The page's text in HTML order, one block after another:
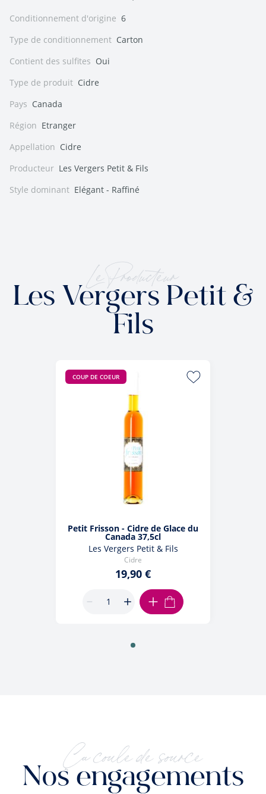
Conditionnement d'origine 6
Type de conditionnement Carton
Contient des sulfites Oui
Type de produit Cidre
Pays Canada
Région Etranger
Appellation Cidre
Producteur Les Vergers Petit & Fils
Style dominant Elégant - Raffiné
Le Producteur
Les Vergers Petit &
Fils
COUP DE COEUR
Petit Frisson - Cidre de Glace du
Canada 37,5cl
Les Vergers Petit & Fils
Cidre
19,90 €
AJOUTER AU PANIER
Ça coule de source
Nos engagements